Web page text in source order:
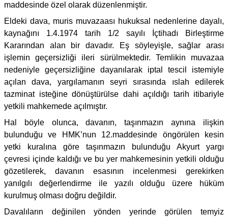
maddesinde özel olarak düzenlenmiştir.
Eldeki dava, muris muvazaası hukuksal nedenlerine dayalı,
kaynağını 1.4.1974 tarih 1/2 sayılı İçtihadı Birleştirme
Kararından alan bir davadır. Eş söyleyişle, sağlar arası
işlemin geçersizliği ileri sürülmektedir. Temlikin muvazaa
nedeniyle geçersizliğine dayanılarak iptal tescil istemiyle
açılan dava, yargılamanın seyri sırasında ıslah edilerek
tazminat isteğine dönüştürülse dahi açıldığı tarih itibariyle
yetkili mahkemede açılmıştır.
Hal böyle olunca, davanın, taşınmazın aynına ilişkin
bulunduğu ve HMK’nun 12.maddesinde öngörülen kesin
yetki kuralına göre taşınmazın bulunduğu Akyurt yargı
çevresi içinde kaldığı ve bu yer mahkemesinin yetkili olduğu
gözetilerek, davanın esasının incelenmesi gerekirken
yanılgılı değerlendirme ile yazılı olduğu üzere hüküm
kurulmuş olması doğru değildir.
Davalıların değinilen yönden yerinde görülen temyiz